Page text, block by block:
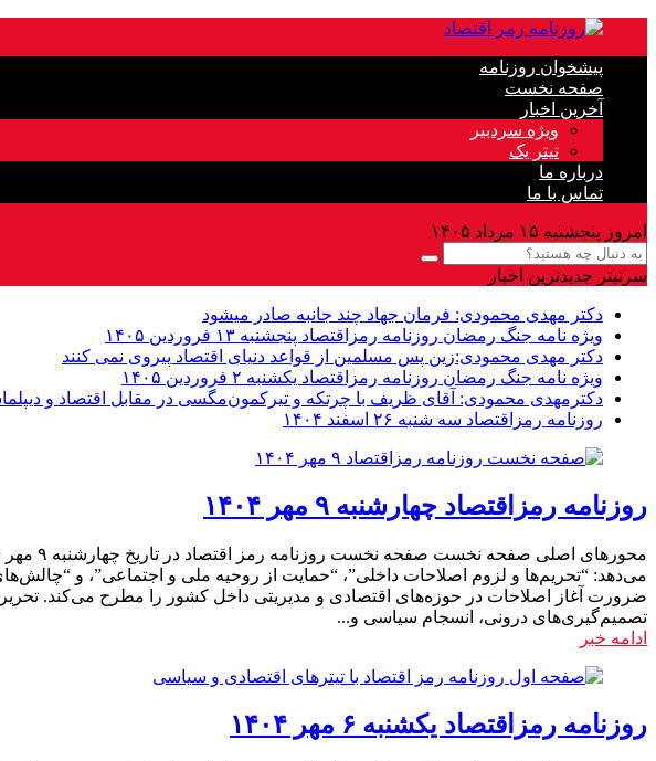
پیشخوان روزنامه
صفحه نخست
آخرین اخبار
ویژه سردبیر
تیتر یک
درباره ما
تماس با ما
امروز پنجشنبه ۱۵ مرداد ۱۴۰۵
سرتیتر جدیدترین اخبار
دکتر مهدى محمودى: فرمان جهاد چند جانبه صادر میشود
ویژه نامه جنگ رمضان روزنامه رمزاقتصاد پنجشنبه ۱۳ فروردین ۱۴۰۵
دکتر مهدی محمودی:زین پس مسلمین از قواعد دنیاى اقتصاد پیروى نمی کنند
ویژه نامه جنگ رمضان روزنامه رمزاقتصاد یکشنبه ۲ فروردین ۱۴۰۵
دکترمهدى محمودى: آقای ظریف با چرتکه و تیرکمون‌مگسی در مقابل اقتصاد و
روزنامه رمزاقتصاد سه شنبه ۲۶ اسفند ۱۴۰۴
روزنامه رمزاقتصاد چهارشنبه ۹ مهر ۱۴۰۴
می‌دهد: “تحریم‌ها و لزوم اصلاحات داخلی”، “حمایت از روحیه ملی و اجتماعی”، و
ضرورت آغاز اصلاحات در حوزه‌های اقتصادی و مدیریتی داخل کشور را مطرح می‌کند.
تصمیم‌گیری‌های درونی، انسجام سیاسی و...
ادامه خبر
روزنامه رمزاقتصاد یکشنبه ۶ مهر ۱۴۰۴